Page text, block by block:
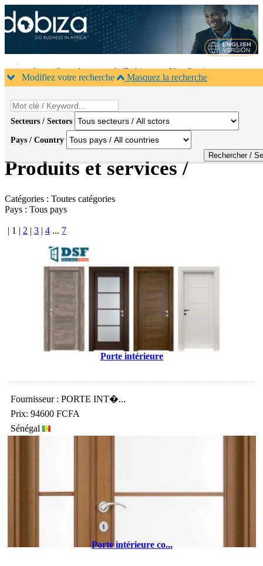
Accueil A propos de Dobiza
Nos Services
Agenda B2B
Contacts
Modifiez votre recherche Masquez la recherche
Secteurs / Sectors
Pays / Country
Produits et services /
Catégories : Toutes catégories
Pays : Tous pays
| 1 | 2 | 3 | 4 ... 7
Porte intérieure
Fournisseur : PORTE INT�...
Prix: 94600 FCFA
Sénégal
Porte intérieure co...